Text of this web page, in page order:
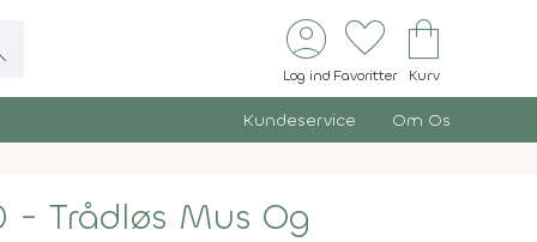
account_circle
Log ind
favorite
Favoritter
shopping_bag
Kurv
Kundeservice Om Os
Trådløs Mus Og